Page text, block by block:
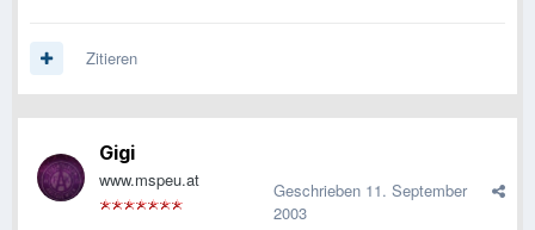
Zitieren
Gigi
www.mspeu.at Geschrieben 11. September
2003